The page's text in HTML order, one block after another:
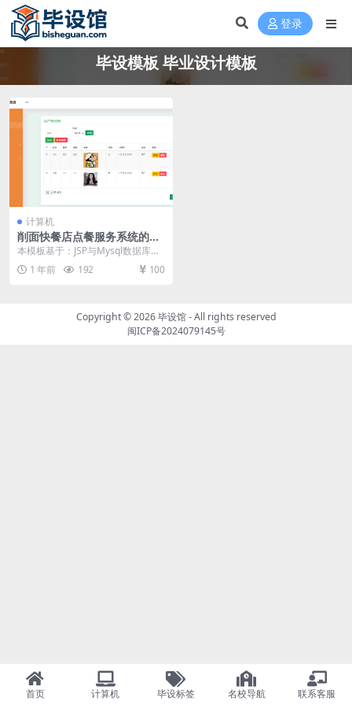
登录
毕设模板 毕业设计模板
计算机
削面快餐店点餐服务系统的设
计与实现毕设模板 毕业设计模
板及毕业论文与任务书开题报
告
本模板基于：JSP与Mysql数据库开
发 系统功能实现 系统实现部分就是
将系统分...
1 年前 192 100
Copyright © 2026毕设馆- All rights reserved
闽ICP备2024079145号
首页 计算机 毕设标签 名校导航 联系客服